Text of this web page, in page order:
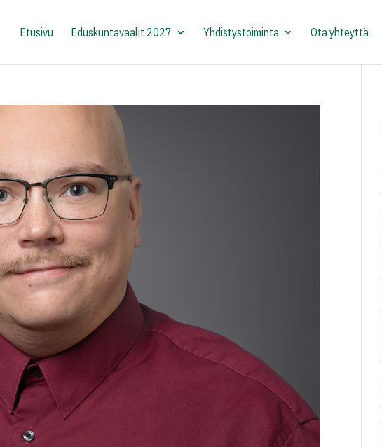
Etusivu Eduskuntavaalit 2027 Yhdistystoiminta Ota yhteyttä